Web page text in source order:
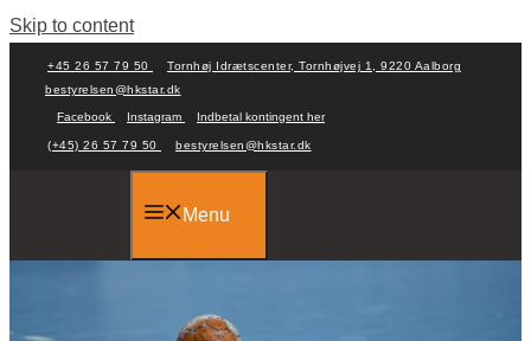
Skip to content
+45 26 57 79 50
Tornhøj Idrætscenter, Tornhøjvej 1, 9220 Aalborg
bestyrelsen@hkstar.dk
Facebook Instagram Indbetal kontingent her
(+45) 26 57 79 50 bestyrelsen@hkstar.dk
Menu